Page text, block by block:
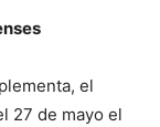
el
27 de mayo el